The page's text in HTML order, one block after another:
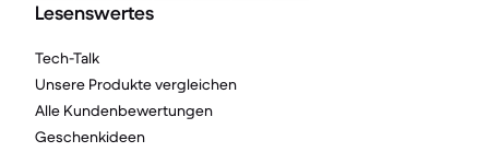
Lesenswertes
Tech-Talk
Unsere Produkte vergleichen
Alle Kundenbewertungen
Geschenkideen